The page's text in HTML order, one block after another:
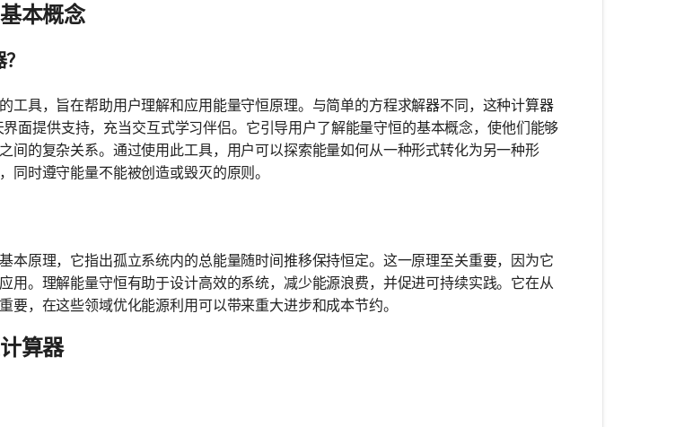
本概念
工具，旨在帮助用户理解和应用能量守恒原理。与简单的方程求解器不同，这种计算器
面提供支持，充当交互式学习伴侣。它引导用户了解能量守恒的基本概念，使他们能够
间的复杂关系。通过使用此工具，用户可以探索能量如何从一种形式转化为另一种形
同时遵守能量不能被创造或毁灭的原则。
本原理，它指出孤立系统内的总能量随时间推移保持恒定。这一原理至关重要，因为它
用。理解能量守恒有助于设计高效的系统，减少能源浪费，并促进可持续实践。它在从
要，在这些领域优化能源利用可以带来重大进步和成本节约。
算器